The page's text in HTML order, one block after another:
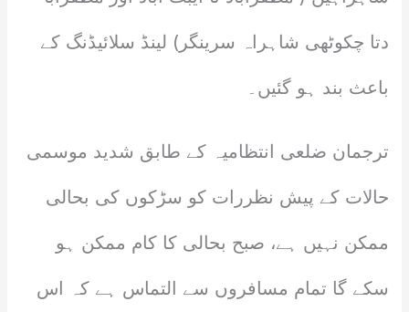
دتا چکوٹھی شاہراہ سرینگر) لینڈ سلائیڈنگ کے
باعث بند ہو گئیں۔
ترجمان ضلعی انتظامیہ کے طابق شدید موسمی
حالات کے پیش نظررات کو سڑکوں کی بحالی
ممکن نہیں ہے، صبح بحالی کا کام ممکن ہو
سکے گا تمام مسافروں سے التماس ہے کہ اس